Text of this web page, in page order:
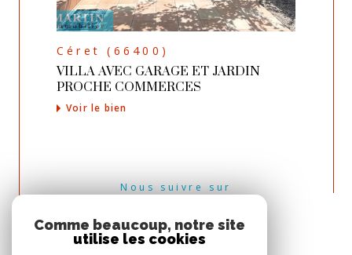
Céret (66400)
VILLA AVEC GARAGE ET JARDIN
PROCHE COMMERCES
Voir le bien
Nous suivre sur
Comme beaucoup, notre site
utilise les cookies